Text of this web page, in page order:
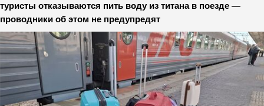
туристы отказываются пить воду из титана в поезде —
проводники об этом не предупредят